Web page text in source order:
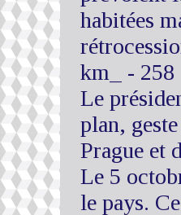
habitées
km_ - 258
Le
plan,
Prague et
Le 5
le pays.